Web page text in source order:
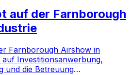
auf der Farnborough
Farnborough Airshow in
auf Investitionsanwerbung,
und die Betreuung